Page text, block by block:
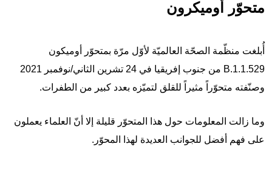
متحوّر أوميكرون
أُبلغت منظّمة الصحّة العالميّة لأوّل مرّة بمتحوّر أوميكون
B.1.1.529 من جنوب إفريقيا في 24 تشرين الثاني/نوفمبر 2021
وصنّفته متحوّراً مثيراً للقلق لتميّزه بعدد كبير من الطفرات.
وما زالت المعلومات حول هذا المتحوّر قليلة إلا أنّ العلماء يعملون
على فهم أفضل للجوانب العديدة لهذا المحوّر.